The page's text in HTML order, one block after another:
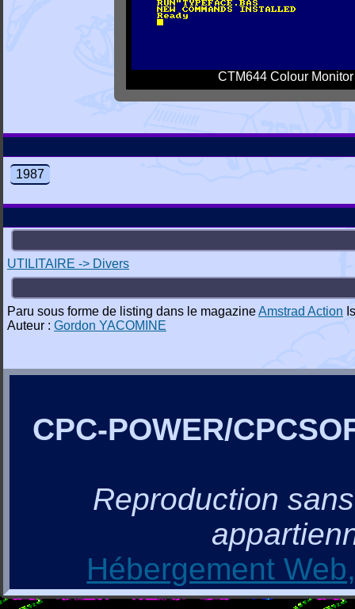
CTM644 Colour Monitor
1987
UTILITAIRE -> Divers
Paru sous forme de listing dans le magazineAmstrad Action
Auteur : Gordon YACOMINE
CPC-POWER/
Reproduction
Hébergement